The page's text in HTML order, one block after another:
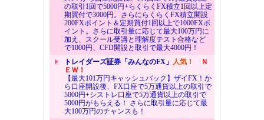
の取引1回で5000円+らくらくFX積立1回以上定
期買付で3000円。さらにらくらくFX積立開設
200FXポイント＆定期買付1回以上で1000FXポ
イント。さらに取引量に応じて最大100万円に
加え、スクール受講と理解度テスト合格など
で1000円、CFD開設と取引で最大4000円！
トレイダーズ証券「みんなのFX」 人気！
Ｎ
ＥＷ！
【最大101万円キャッシュバック】ザイFX！か
ら口座開設後、FX口座で5万通貨以上の取引で
5000円+シストレ口座で5万通貨以上の取引で
5000円がもらえる！ さらに取引量に応じて最
大100万円のチャンスも！